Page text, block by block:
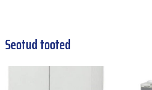
Seotud tooted